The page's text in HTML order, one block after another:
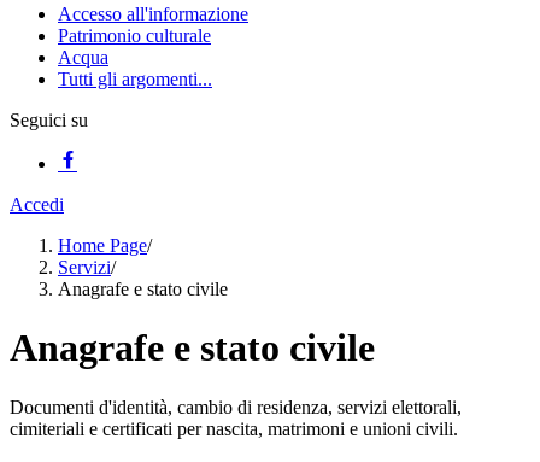
Accesso all'informazione
Patrimonio culturale
Acqua
Tutti gli argomenti...
Seguici su
Accedi
Home Page/
Servizi/
Anagrafe e stato civile
Anagrafe e stato civile
Documenti d'identità, cambio di residenza, servizi elettorali,
cimiteriali e certificati per nascita, matrimoni e unioni civili.